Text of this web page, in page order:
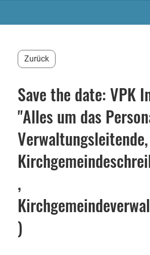
Zurück
Save the date: VPK
"Alles um das
Verwaltungsleitende,
,
)